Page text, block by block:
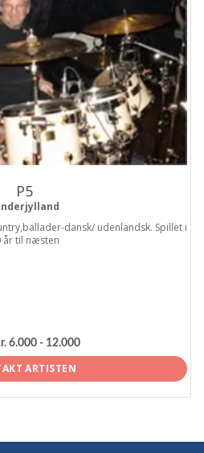
P5
dansk/ udenlandsk. Spillet i
år til næsten
6.000 - 12.000
ARTISTEN